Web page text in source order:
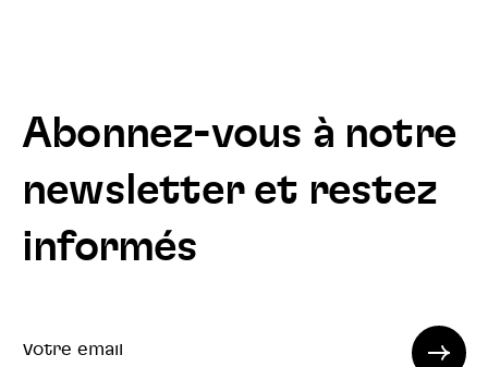
Abonnez-vous à notre
newsletter et restez
informés
Votre